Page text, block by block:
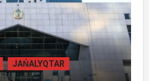
JAŃALYQTAR